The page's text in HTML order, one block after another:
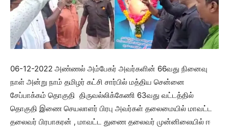
06-12-2022 அண்ணல் அம்பேகர் அவர்களின் 66வது நினைவு
நாள் அன்று நாம் தமிழர் கட்சி சார்பில் மத்திய சென்னை
சேப்பாக்கம் தொகுதி திருவல்லிக்கேணி 63வது வட்டத்தில்
தொகுதி இணை செயலாளர் பிரபு அவர்கள் தலைமையில் மாவட்ட
தலைவர் பிரபாகரன் , மாவட்ட துணை தலைவர் முன்னிலையில் ஈ